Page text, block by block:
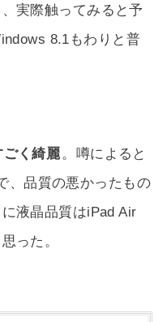
実際触ってみると予
8.1もわりと普
く綺麗。噂によると
、品質の悪かったもの
液晶品質はiPad Air
った。